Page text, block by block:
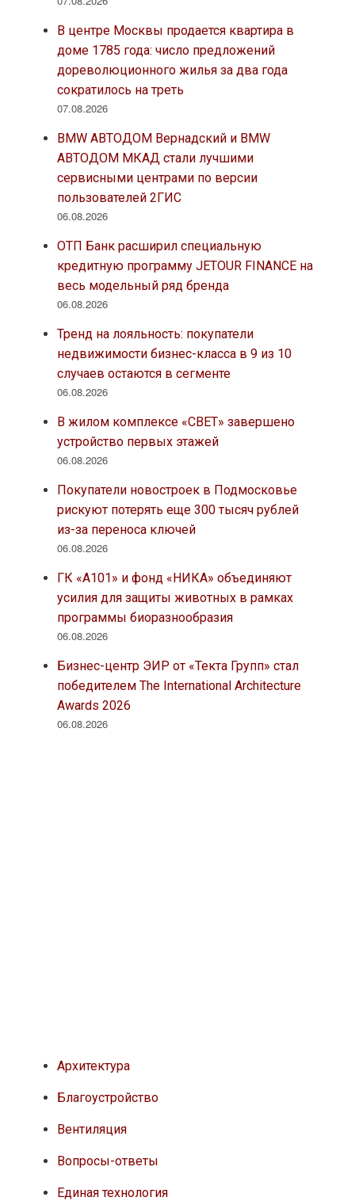
В центре Москвы продается квартира в
доме 1785 года: число предложений
дореволюционного жилья за два года
сократилось на треть
07.08.2026
BMW АВТОДОМ Вернадский и BMW
АВТОДОМ МКАД стали лучшими
сервисными центрами по версии
пользователей 2ГИС
06.08.2026
ОТП Банк расширил специальную
кредитную программу JETOUR FINANCE на
весь модельный ряд бренда
06.08.2026
Тренд на лояльность: покупатели
недвижимости бизнес-класса в 9 из 10
случаев остаются в сегменте
06.08.2026
В жилом комплексе «СВЕТ» завершено
устройство первых этажей
06.08.2026
Покупатели новостроек в Подмосковье
рискуют потерять еще 300 тысяч рублей
из-за переноса ключей
06.08.2026
ГК «А101» и фонд «НИКА» объединяют
усилия для защиты животных в рамках
программы биоразнообразия
06.08.2026
Бизнес-центр ЭИР от «Текта Групп» стал
победителем The International Architecture
Awards 2026
06.08.2026
Архитектура
Благоустройство
Вентиляция
Вопросы-ответы
Единая технология